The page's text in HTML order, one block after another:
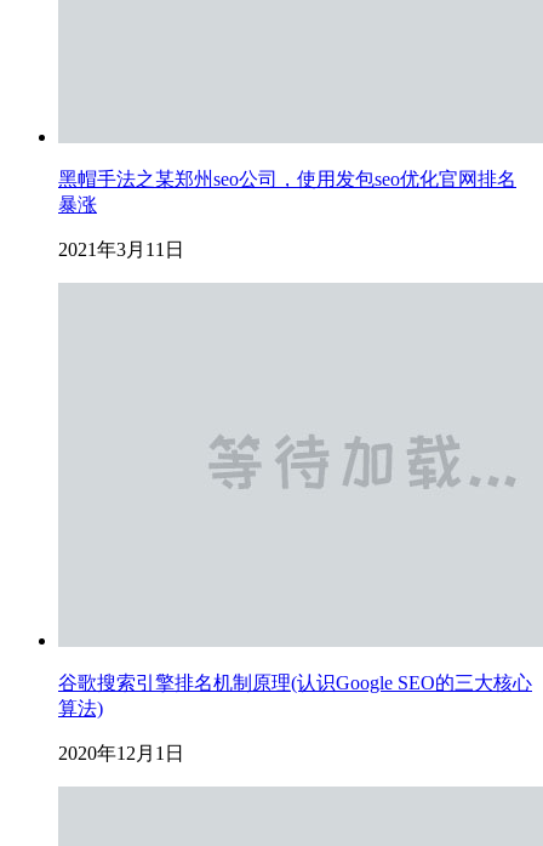
黑帽手法之某郑州seo公司，使用发包seo优化官网排名
暴涨
2021年3月11日
谷歌搜索引擎排名机制原理(认识Google SEO的三大核心
算法)
2020年12月1日